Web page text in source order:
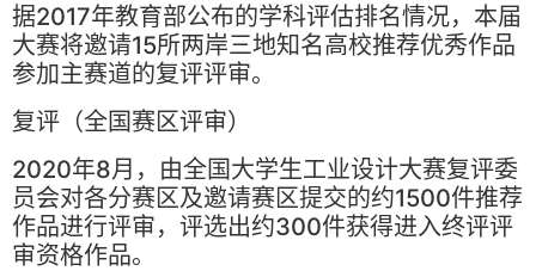
据2017年教育部公布的学科评估排名情况，本届
大赛将邀请15所两岸三地知名高校推荐优秀作品
参加主赛道的复评评审。
复评（全国赛区评审）
2020年8月，由全国大学生工业设计大赛复评委
员会对各分赛区及邀请赛区提交的约1500件推荐
作品进行评审，评选出约300件获得进入终评评
审资格作品。